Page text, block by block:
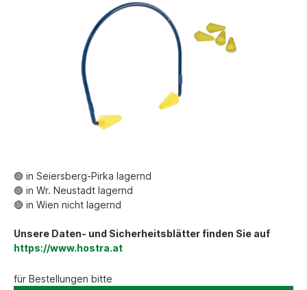
🟢 in Seiersberg-Pirka lagernd
🟢 in Wr. Neustadt lagernd
🔴 in Wien nicht lagernd
Unsere Daten- und Sicherheitsblätter finden Sie auf
https://www.hostra.at
für Bestellungen bitte